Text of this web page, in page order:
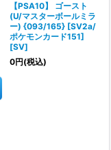
【PSA10】 ゴースト
(U/マスターボールミラ
ー) {093/165} [SV2a/
ポケモンカード151]
[SV]
0円(税込)